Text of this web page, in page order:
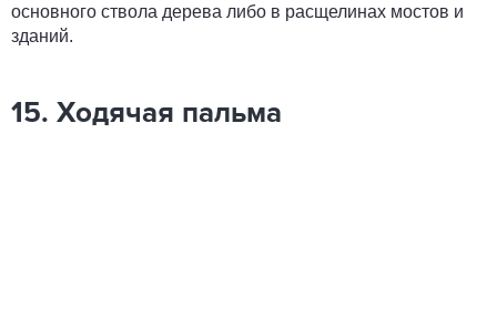
основного ствола дерева либо в расщелинах мостов и
зданий.
15. Ходячая пальма